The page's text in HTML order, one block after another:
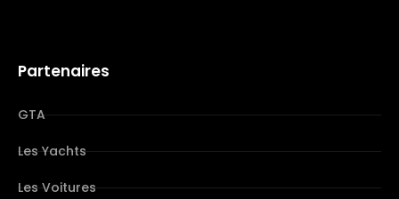
Partenaires
GTA
Les Yachts
Les Voitures